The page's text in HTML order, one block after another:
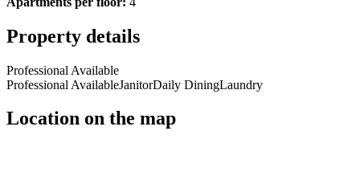
Property details
Professional Available
Professional AvailableJanitorDaily DiningLaundry
Location on the map